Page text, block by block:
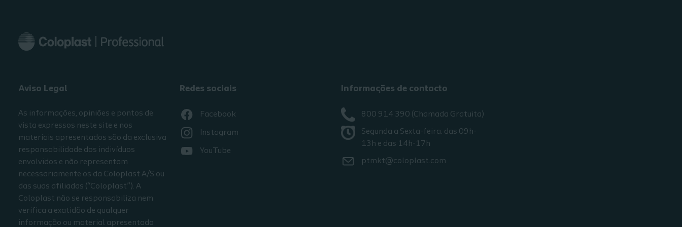
Aviso Legal
As informações, opiniões e pontos de
vista expressos neste site e nos
materiais apresentados são da exclusiva
responsabilidade dos indivíduos
envolvidos e não representam
necessariamente os da Coloplast A/S ou
das suas afiliadas (“Coloplast”). A
Coloplast não se responsabiliza nem
verifica a exatidão de qualquer
informação ou material apresentado
Redes sociais
Facebook
Instagram
YouTube
Informações de contacto
800 914 390 (Chamada Gratuita)
Segunda a Sexta-feira: das 09h-
13h e das 14h-17h
ptmkt@coloplast.com